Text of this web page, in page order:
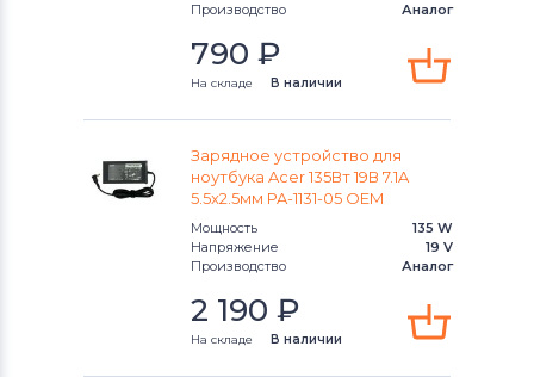
Блоки питания для ноутбуковClevo
Блоки питания для ноутбуков
Производство
Аналог
790 ₽
На складе В наличии
Зарядное устройство для
ноутбука Acer 135Вт 19В 7.1A
5.5x2.5мм PA-1131-05 OEM
Мощность
135 W
Напряжение
19 V
Производство
Аналог
2 190 ₽
На складе В наличии